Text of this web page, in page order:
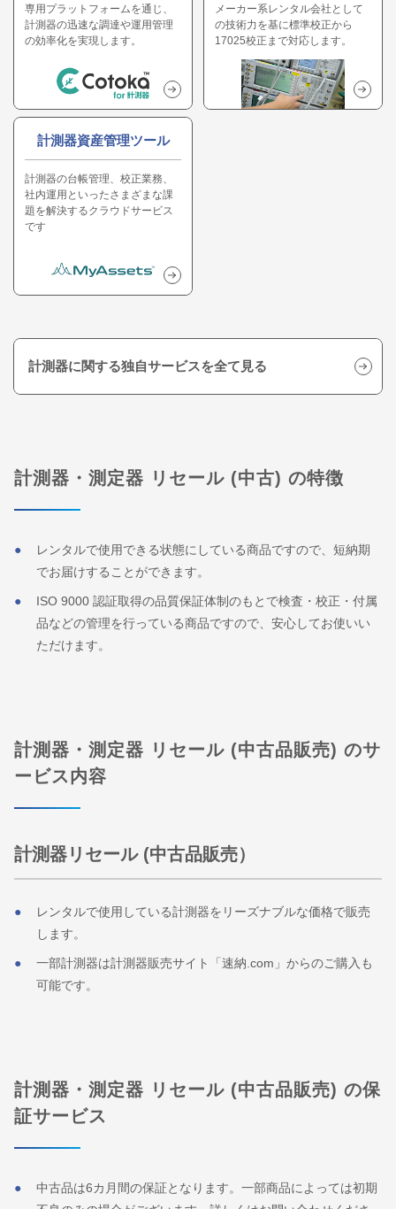
専用プラットフォームを通じ、
計測器の迅速な調達や運用管理
の効率化を実現します。
メーカー系レンタル会社として
の技術力を基に標準校正から
17025校正まで対応します。
計測器資産管理ツール
計測器の台帳管理、校正業務、
社内運用といったさまざまな課
題を解決するクラウドサービス
です
計測器に関する独自サービスを全て見る
計測器・測定器 リセール (中古) の特徴
レンタルで使用できる状態にしている商品ですので、短納期
でお届けすることができます。
ISO 9000 認証取得の品質保証体制のもとで検査・校正・付属
品などの管理を行っている商品ですので、安心してお使いい
ただけます。
計測器・測定器 リセール (中古品販売) のサ
ービス内容
計測器リセール (中古品販売）
レンタルで使用している計測器をリーズナブルな価格で販売
します。
一部計測器は計測器販売サイト「速納.com」からのご購入も
可能です。
計測器・測定器 リセール (中古品販売) の保
証サービス
中古品は6カ月間の保証となります。一部商品によっては初期